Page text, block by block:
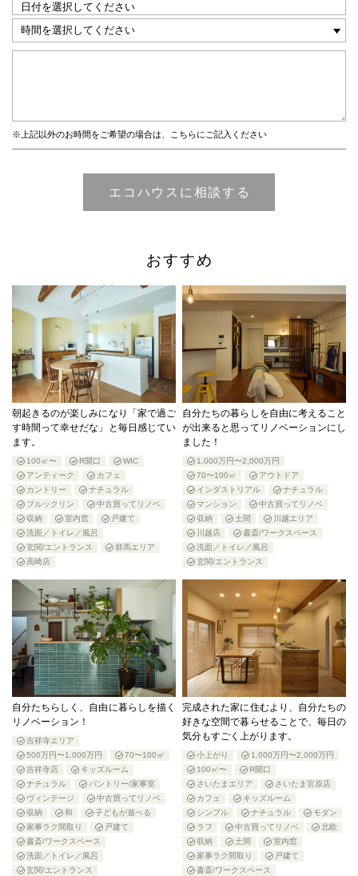
※上記以外のお時間をご希望の場合は、こちらにご記入ください
おすすめ
朝起きるのが楽しみになり「家で過ご
す時間って幸せだな」と毎日感じてい
ます。
100㎡〜 R開口
WIC
アンティーク
カフェ
カントリー
ナチュラル
ブルックリン
中古買ってリノベ
収納
室内窓
戸建て
洗面／トイレ／風呂
玄関/エントランス
群馬エリア
高崎店
自分たちの暮らしを自由に考えること
が出来ると思ってリノベーションにし
ました！
1,000万円〜2,000万円
70〜100㎡
アウトドア
インダストリアル
ナチュラル
マンション
中古買ってリノベ
収納
土間
川越エリア
川越店
書斎/ワークスペース
洗面／トイレ／風呂
玄関/エントランス
自分たちらしく、自由に暮らしを描く
リノベーション！
吉祥寺エリア
500万円〜1,000万円
70〜100㎡
吉祥寺店
キッズルーム
ナチュラル
パントリー/家事室
ヴィンテージ
中古買ってリノベ
収納
和
子どもが遊べる
家事ラク間取り
戸建て
書斎/ワークスペース
洗面／トイレ／風呂
玄関/エントランス
完成された家に住むより、自分たちの
好きな空間で暮らせることで、毎日の
気分もすごく上がります。
小上がり
1,000万円〜2,000万円
100㎡〜
R開口
さいたまエリア
さいたま宮原店
カフェ
キッズルーム
シンプル
ナチュラル
モダン
ラフ
中古買ってリノベ
北欧
収納
土間
室内窓
家事ラク間取り
戸建て
書斎/ワークスペース